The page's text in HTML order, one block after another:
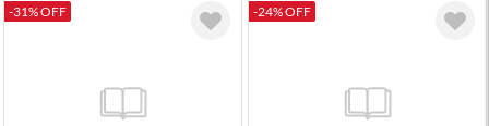
-31% OFF -24% OFF